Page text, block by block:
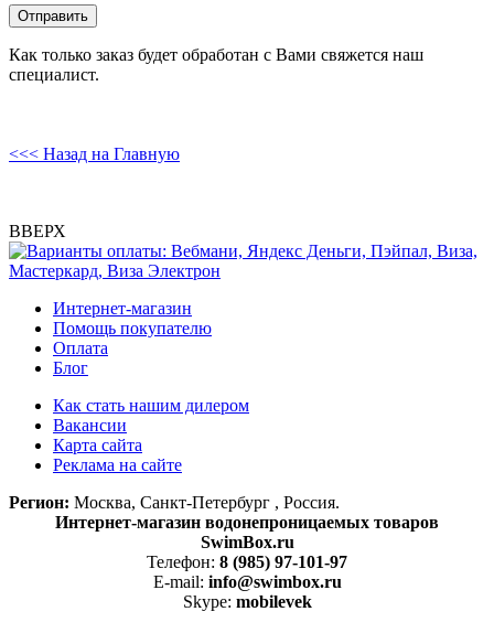
Как только заказ будет обработан с Вами свяжется наш
специалист.
<<< Назад на Главную
ВВЕРХ
Интернет-магазин
Помощь покупателю
Оплата
Блог
Как стать нашим дилером
Вакансии
Карта сайта
Реклама на сайте
Регион: Москва, Санкт-Петербург , Россия.
Интернет-магазин водонепроницаемых товаров
SwimBox.ru
Телефон: 8 (985) 97-101-97
E-mail: info@swimbox.ru
Skype: mobilevek